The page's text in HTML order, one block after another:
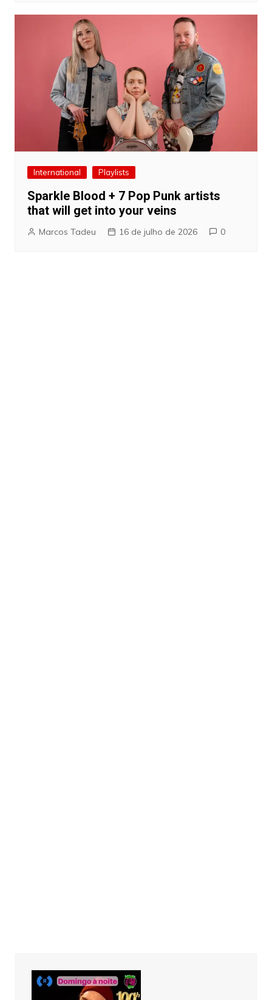
International Playlists
Sparkle Blood + 7 Pop Punk artists
that will get into your veins
Marcos Tadeu 16 de julho de 2026 0